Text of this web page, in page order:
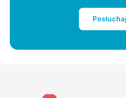
Posłuchaj